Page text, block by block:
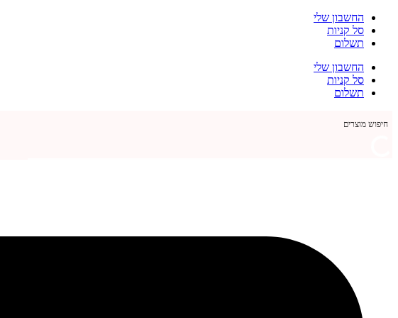
לתוכן
החשבון שלי
סל קניות
תשלום
החשבון שלי
סל קניות
תשלום